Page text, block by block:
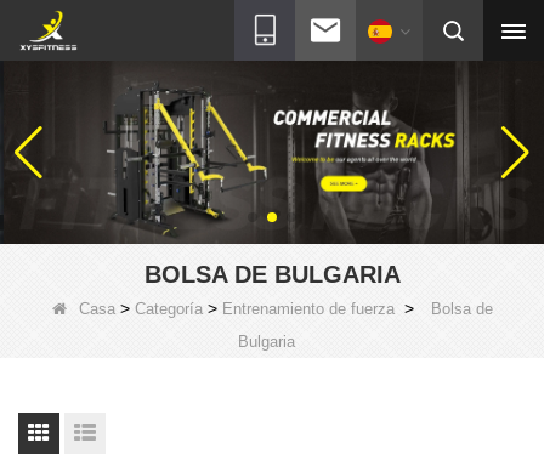
BOLSA DE BULGARIA
Casa> Categoría> Entrenamiento de fuerza>
Bolsa de
Bulgaria